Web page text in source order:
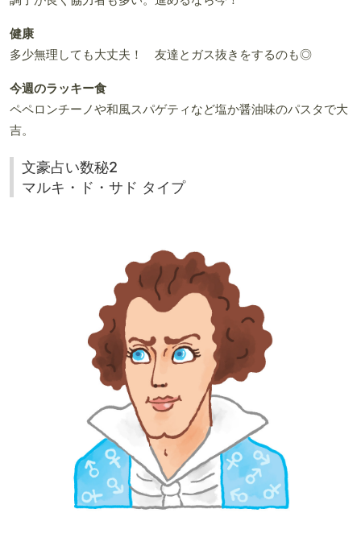
健康
多少無理しても大丈夫！ 友達とガス抜きをするのも◎
今週のラッキー食
ペペロンチーノや和風スパゲティなど塩か醤油味のパスタで大
吉。
文豪占い数秘2
マルキ・ド・サド タイプ